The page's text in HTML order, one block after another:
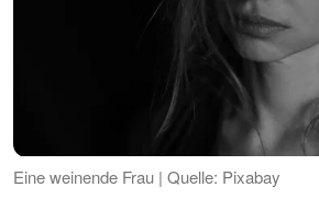
Eine weinende Frau | Quelle: Pixabay